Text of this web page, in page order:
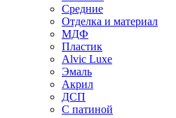
Средние
Отделка и материал
МДФ
Пластик
Alvic Luxe
Эмаль
Акрил
ДСП
С патиной